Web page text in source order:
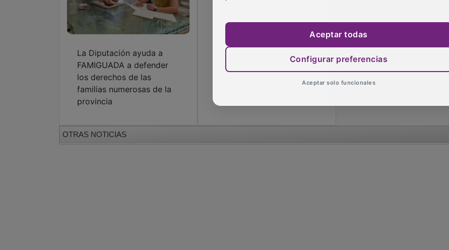
La Diputación ayuda a
FAMIGUADA a defender
los derechos de las
familias numerosas de la
provincia
OTRAS NOTICIAS
Aceptar todas
Configurar preferencias
Aceptar solo funcionales